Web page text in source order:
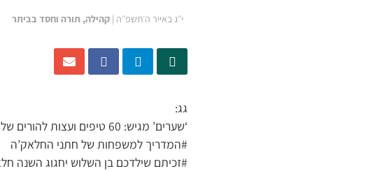
י״ג באייר ה׳תשפ״ה | קהילה, תורה וחסד בביתר
גג:
‘שערים’ מגיש: 60 טיפים ועצות להורים של חתני החלאק’ה המתוקים בדרך למירון
#המדריך למשפחות של חתני החלאק’ה